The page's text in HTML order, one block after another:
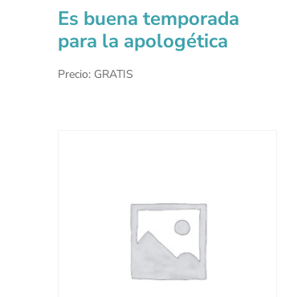
Es buena temporada
para la apologética
Precio: GRATIS